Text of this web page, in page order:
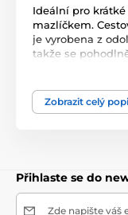
Ideální pro
mazlíčkem.
je vyrobena z
takže se
Snadné čištění a
Zobrazit celý
Přihlaste se do
Zde napište váš